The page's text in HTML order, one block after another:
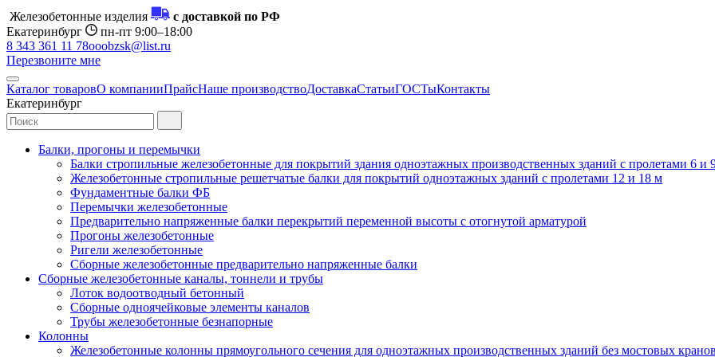
Железобетонные изделия
с доставкой по РФ
Екатеринбург
пн-пт 9:00–18:00
8 343 361 11 78ooobzsk@list.ru
Перезвоните мне
Каталог товаровО компанииПрайсНаше производствоДоставкаСтатьиГОСТыКонтакты
Екатеринбург
Балки, прогоны и перемычки
Балки стропильные железобетонные для покрытий здания одноэтажных производственных зданий с пролетами 6
Железобетонные стропильные решетчатые балки для покрытий одноэтажных зданий с пролетами 12 и 18 м
Фундаментные балки ФБ
Перемычки железобетонные
Предварительно напряженные балки перекрытий переменной высоты с отогнутой арматурой
Прогоны железобетонные
Ригели железобетонные
Сборные железобетонные предварительно напряженные балки
Сборные железобетонные каналы, тоннели и трубы
Лоток водоотводный бетонный
Сборные одноячейковые элементы каналов
Трубы железобетонные безнапорные
Колонны
Железобетонные колонны прямоугольного сечения для одноэтажных производственных зданий без мостовых кранов